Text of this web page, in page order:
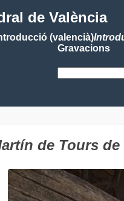
de València
(valencià)
Gravacions
de Tours